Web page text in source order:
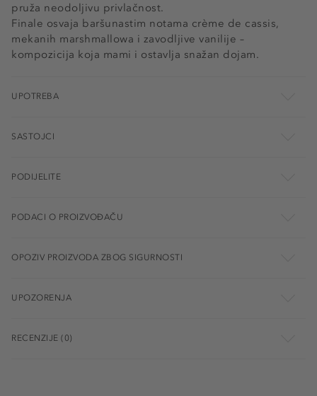
pruža neodoljivu privlačnost.
Finale osvaja baršunastim notama crème de cassis,
mekanih marshmallowa i zavodljive vanilije –
kompozicija koja mami i ostavlja snažan dojam.
UPOTREBA
SASTOJCI
PODIJELITE
PODACI O PROIZVOĐAČU
OPOZIV PROIZVODA ZBOG SIGURNOSTI
UPOZORENJA
RECENZIJE (0)